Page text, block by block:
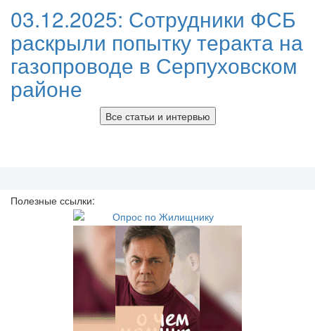
03.12.2025: Сотрудники ФСБ
раскрыли попытку теракта на
газопроводе в Серпуховском
районе
Все статьи и интервью
Полезные ссылки: